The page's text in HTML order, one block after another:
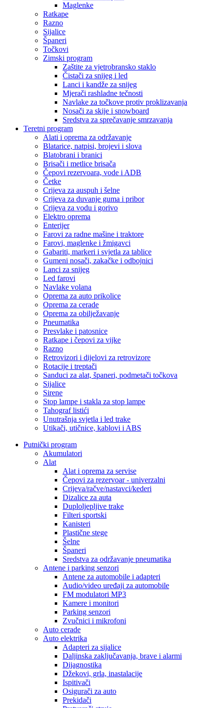
Maglenke
Ratkape
Razno
Sijalice
Španeri
Točkovi
Zimski program
Zaštite za vjetrobransko staklo
Čistači za snijeg i led
Lanci i kandže za snijeg
Mjerači rashladne tečnosti
Navlake za točkove protiv proklizavanja
Nosači za skije i snowboard
Sredstva za sprečavanje smrzavanja
Teretni program
Alati i oprema za održavanje
Blatarice, natpisi, brojevi i slova
Blatobrani i branici
Brisači i metlice brisača
Čepovi rezervoara, vode i ADB
Četke
Crijeva za auspuh i šelne
Crijeva za duvanje guma i pribor
Crijeva za vodu i gorivo
Elektro oprema
Enterijer
Farovi za radne mašine i traktore
Farovi, maglenke i žmigavci
Gabariti, markeri i svjetla za tablice
Gumeni nosači, zakačke i odbojnici
Lanci za snijeg
Led farovi
Navlake volana
Oprema za auto prikolice
Oprema za cerade
Oprema za obilježavanje
Pneumatika
Presvlake i patosnice
Ratkape i čepovi za vijke
Razno
Retrovizori i dijelovi za retrovizore
Rotacije i treptači
Sanduci za alat, španeri, podmetači točkova
Sijalice
Sirene
Stop lampe i stakla za stop lampe
Tahograf listići
Unutrašnja svjetla i led trake
Utikači, utičnice, kablovi i ABS
Putnički program
Akumulatori
Alat
Alat i oprema za servise
Čepovi za rezervoar - univerzalni
Crijeva/račve/nastavci/kederi
Dizalice za auta
Duploljepljive trake
Filteri sportski
Kanisteri
Plastične stege
Šelne
Španeri
Sredstva za održavanje pneumatika
Antene i parking senzori
Antene za automobile i adapteri
Audio/video uređaji za automobile
FM modulatori MP3
Kamere i monitori
Parking senzori
Zvučnici i mikrofoni
Auto cerade
Auto elektrika
Adapteri za sijalice
Daljinska zaključavanja, brave i alarmi
Dijagnostika
Džekovi, grla, inastalacije
Ispitivači
Osigurači za auto
Prekidači